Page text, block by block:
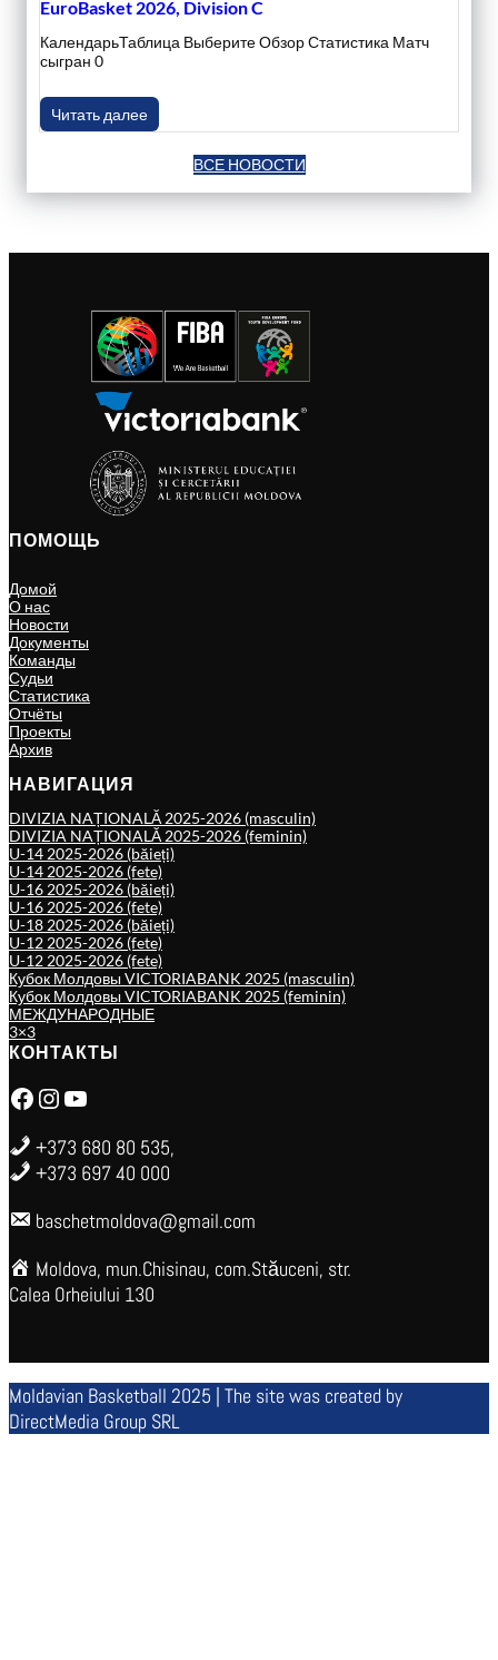
EuroBasket 2026, Division C
КалендарьТаблица Выберите Обзор Статистика Матч
сыгран 0
Читать далее
ВСЕ НОВОСТИ
ПОМОЩЬ
Домой
О нас
Новости
Документы
Команды
Судьи
Статистика
Отчёты
Проекты
Архив
НАВИГАЦИЯ
DIVIZIA NAȚIONALĂ 2025-2026 (masculin)
DIVIZIA NAȚIONALĂ 2025-2026 (feminin)
U-14 2025-2026 (băieți)
U-14 2025-2026 (fete)
U-16 2025-2026 (băieți)
U-16 2025-2026 (fete)
U-18 2025-2026 (băieți)
U-12 2025-2026 (fete)
U-12 2025-2026 (fete)
Кубок Молдовы VICTORIABANK 2025 (masculin)
Кубок Молдовы VICTORIABANK 2025 (feminin)
МЕЖДУНАРОДНЫЕ
3×3
КОНТАКТЫ
Facebook Instagram YouTube
+373 680 80 535,
+373 697 40 000
baschetmoldova@gmail.com
Moldova, mun.Chisinau, com.Stăuceni, str.
Calea Orheiului 130
Moldavian Basketball 2025 | The site was created by
DirectMedia Group SRL